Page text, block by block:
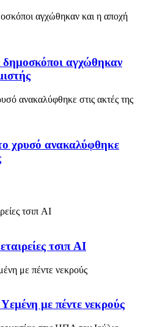
δημοσκόποι αγχώθηκαν
χρυσό ανακαλύφθηκε
τσιπ AI
με πέντε νεκρούς